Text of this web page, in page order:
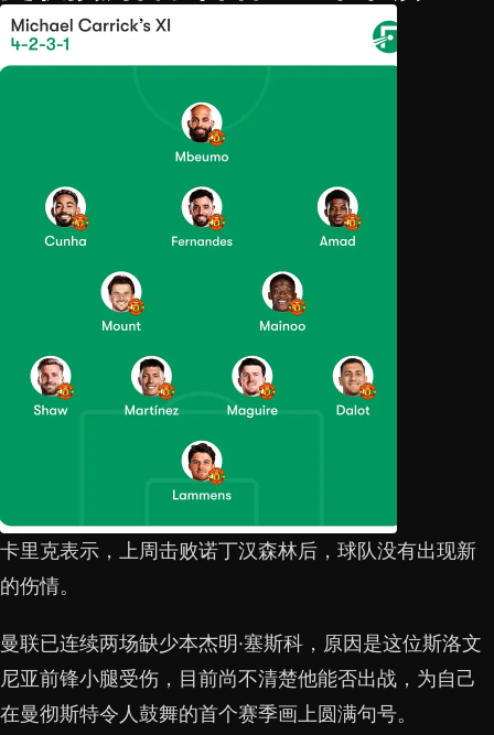
卡里克表示，上周击败诺丁汉森林后，球队没有出现新
的伤情。
曼联已连续两场缺少本杰明·塞斯科，原因是这位斯洛文
尼亚前锋小腿受伤，目前尚不清楚他能否出战，为自己
在曼彻斯特令人鼓舞的首个赛季画上圆满句号。